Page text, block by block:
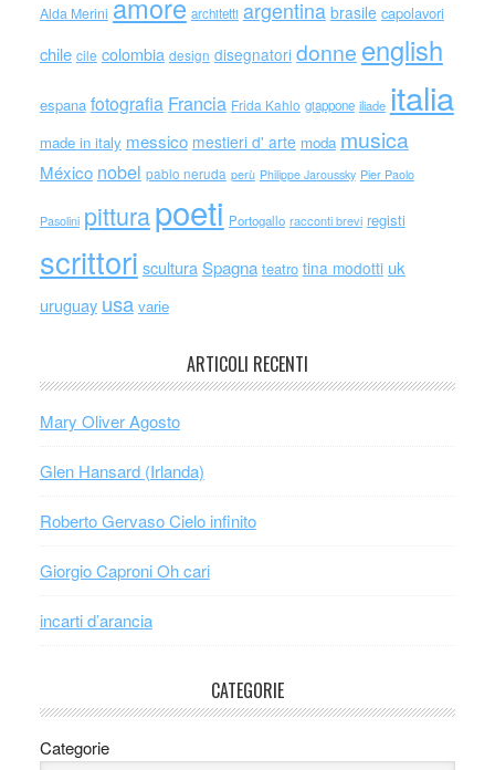
Alda Merini amore architetti argentina brasile capolavori
chile cile colombia design disegnatori donne english
espana fotografia Francia Frida Kahlo giappone iliade italia
made in italy messico mestieri d' arte moda musica
México nobel pablo neruda perù Philippe Jaroussky Pier Paolo
Pasolini pitturapoeti Portogallo racconti brevi registi
scrittori scultura Spagna teatro tina modotti uk
uruguay usa varie
ARTICOLI RECENTI
Mary Oliver Agosto
Glen Hansard (Irlanda)
Roberto Gervaso Cielo infinito
Giorgio Caproni Oh cari
incarti d’arancia
CATEGORIE
Categorie